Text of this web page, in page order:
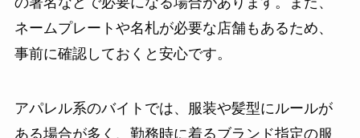
ネームプレートや名札が必要な店舗もあるため、
事前に確認しておくと安心です。
アパレル系のバイトでは、服装や髪型にルールが
ある場合が多く、勤務時に着るブランド指定の服